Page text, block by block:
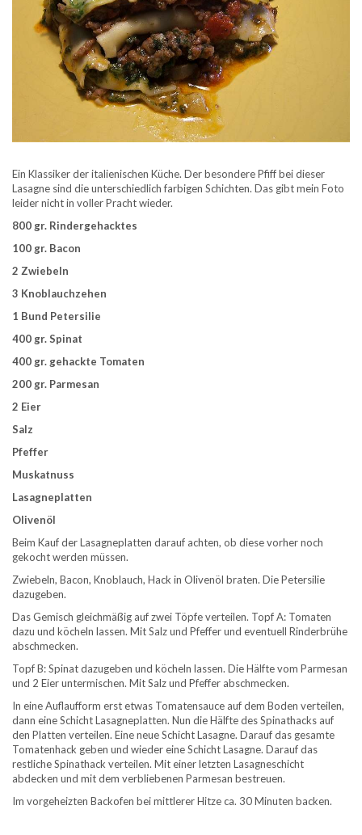
Ein Klassiker der italienischen Küche. Der besondere Pfiff bei dieser
Lasagne sind die unterschiedlich farbigen Schichten. Das gibt mein Foto
leider nicht in voller Pracht wieder.
800 gr. Rindergehacktes
100 gr. Bacon
2 Zwiebeln
3 Knoblauchzehen
1 Bund Petersilie
400 gr. Spinat
400 gr. gehackte Tomaten
200 gr. Parmesan
2 Eier
Salz
Pfeffer
Muskatnuss
Lasagneplatten
Olivenöl
Beim Kauf der Lasagneplatten darauf achten, ob diese vorher noch
gekocht werden müssen.
Zwiebeln, Bacon, Knoblauch, Hack in Olivenöl braten. Die Petersilie
dazugeben.
Das Gemisch gleichmäßig auf zwei Töpfe verteilen. Topf A: Tomaten
dazu und köcheln lassen. Mit Salz und Pfeffer und eventuell Rinderbrühe
abschmecken.
Topf B: Spinat dazugeben und köcheln lassen. Die Hälfte vom Parmesan
und 2 Eier untermischen. Mit Salz und Pfeffer abschmecken.
In eine Auflaufform erst etwas Tomatensauce auf dem Boden verteilen,
dann eine Schicht Lasagneplatten. Nun die Hälfte des Spinathacks auf
den Platten verteilen. Eine neue Schicht Lasagne. Darauf das gesamte
Tomatenhack geben und wieder eine Schicht Lasagne. Darauf das
restliche Spinathack verteilen. Mit einer letzten Lasagneschicht
abdecken und mit dem verbliebenen Parmesan bestreuen.
Im vorgeheizten Backofen bei mittlerer Hitze ca. 30 Minuten backen.